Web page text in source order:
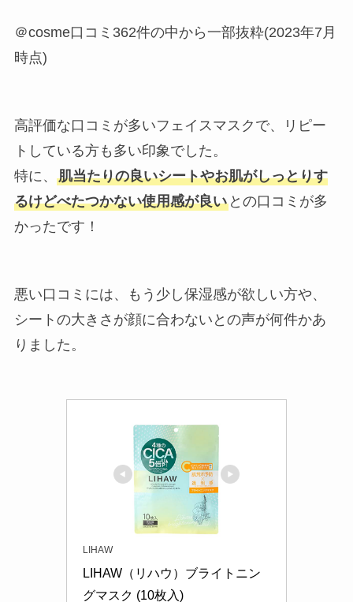
＠cosme口コミ362件の中から一部抜粋(2023年7月
時点)
高評価な口コミが多いフェイスマスクで、リピー
トしている方も多い印象でした。
特に、 肌当たりの良いシートやお肌がしっとりす
るけどべたつかない使用感が良いとの口コミが多
かったです！
悪い口コミには、もう少し保湿感が欲しい方や、
シートの大きさが顔に合わないとの声が何件かあ
りました。
LIHAW
LIHAW（リハウ）ブライトニン
グマスク (10枚入)